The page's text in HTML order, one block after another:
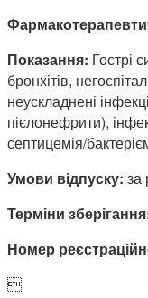
Показання: Гострі
бронхітів,
неускладнені
пієлонефрити),
септицемія/
Умови відпуску: за
Терміни
Номер
